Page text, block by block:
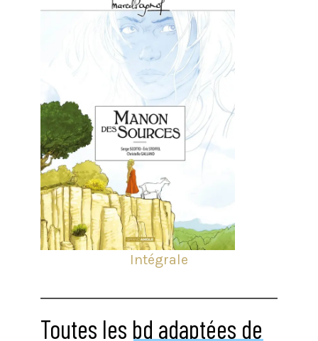
Intégrale
Toutes les bd adaptées de
Du 20ème
Siècle
Classique
Classique
Du 20ème